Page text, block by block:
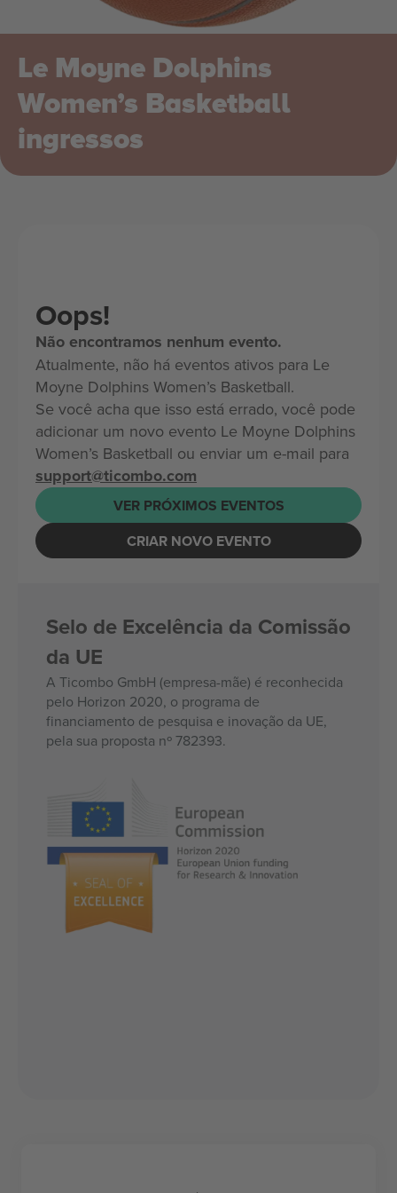
Le Moyne Dolphins
Women’s Basketball
ingressos
Oops!
Não encontramos nenhum evento.
Atualmente, não há eventos ativos para Le
Moyne Dolphins Women’s Basketball.
Se você acha que isso está errado, você pode
adicionar um novo evento Le Moyne Dolphins
Women’s Basketball ou enviar um e-mail para
support@ticombo.com
VER PRÓXIMOS EVENTOS
CRIAR NOVO EVENTO
Selo de Excelência da Comissão
da UE
A Ticombo GmbH (empresa-mãe) é reconhecida
pelo Horizon 2020, o programa de
financiamento de pesquisa e inovação da UE,
pela sua proposta nº 782393.